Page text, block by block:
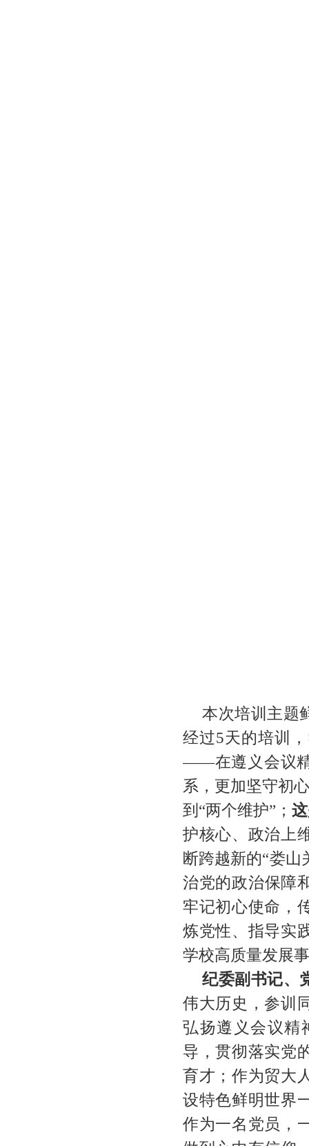
本次培训主题
经过5天的培训
——在遵义会议精
系，更加坚守初
到“两个维护”；
护核心、政治上
断跨越新的“娄山
治党的政治保障
牢记初心使命，
炼党性、指导实
学校高质量发展
纪委副书记、
伟大历史，参训
弘扬遵义会议精
导，贯彻落实党
育才；作为贸大
设特色鲜明世界
作为一名党员，